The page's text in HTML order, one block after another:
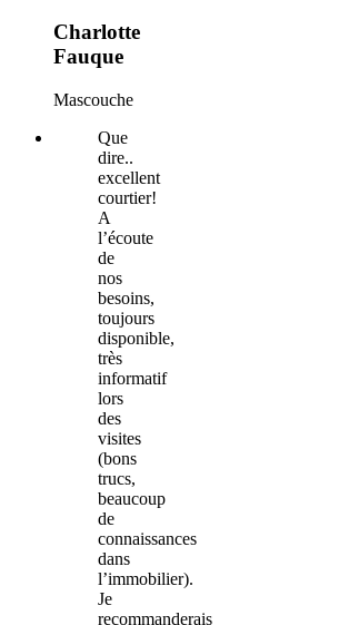
Charlotte
Fauque
Mascouche
Que
dire..
excellent
courtier!
A
l’écoute
de
nos
besoins,
toujours
disponible,
très
informatif
lors
des
visites
(bons
trucs,
beaucoup
de
connaissances
dans
l’immobilier).
Je
recommanderais